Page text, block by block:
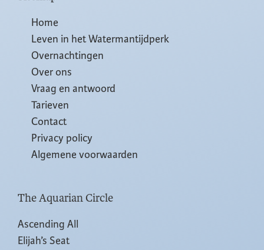
Home
Leven in het Watermantijdperk
Overnachtingen
Over ons
Vraag en antwoord
Tarieven
Contact
Privacy policy
Algemene voorwaarden
The Aquarian Circle
Ascending All
Elijah’s Seat